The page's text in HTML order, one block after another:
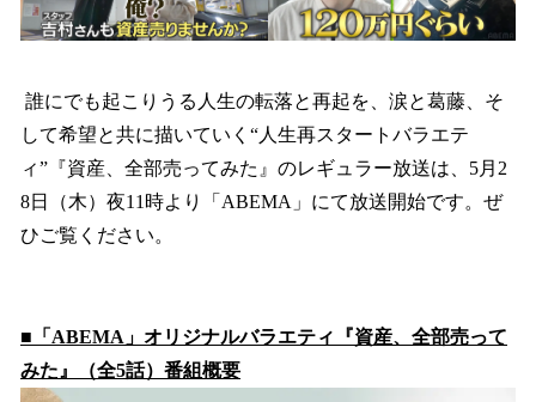
誰にでも起こりうる人生の転落と再起を、涙と葛藤、そ
して希望と共に描いていく“人生再スタートバラエテ
ィ”『資産、全部売ってみた』のレギュラー放送は、5月2
8日（木）夜11時より「ABEMA」にて放送開始です。ぜ
ひご覧ください。
■「ABEMA」オリジナルバラエティ『資産、全部売って
みた』（全5話）番組概要